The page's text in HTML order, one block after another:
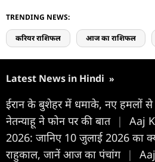
TRENDING NEWS:
करियर राशिफल आज का राशिफल
Latest News in Hindi »
ईरान के बुशेहर में धमाके, नए हमलों से
नेतन्याहू ने फोन पर की बात |
Aaj
2026: जानिए 10 जुलाई 2026 का
राहुकाल, जानें आज का पंचांग |